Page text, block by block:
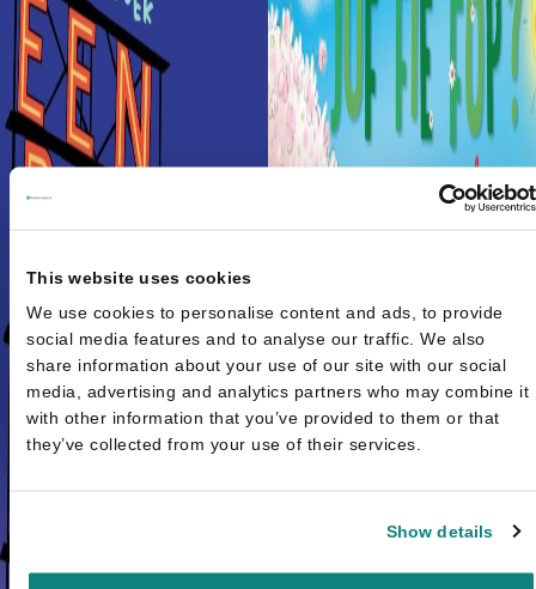
This website uses cookies
We use cookies to personalise content and ads, to provide
social media features and to analyse our traffic. We also
share information about your use of our site with our social
media, advertising and analytics partners who may combine it
with other information that you’ve provided to them or that
they’ve collected from your use of their services.
Show details